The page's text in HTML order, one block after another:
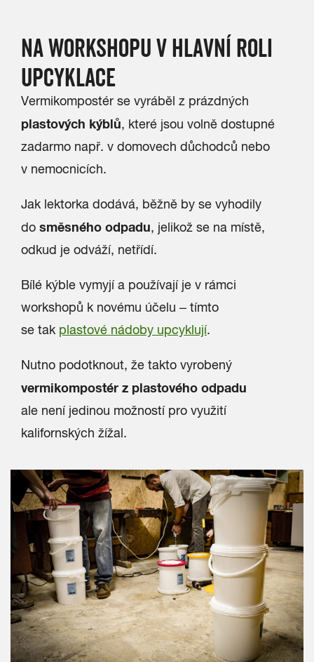
NA WORKSHOPU V HLAVNÍ ROLI
UPCYKLACE
Vermikompostér se vyráběl z prázdných
plastových kýblů, které jsou volně dostupné
zadarmo např. v domovech důchodců nebo
v nemocnicích.
Jak lektorka dodává, běžně by se vyhodily
do směsného odpadu, jelikož se na místě,
odkud je odváží, netřídí.
Bílé kýble vymyjí a používají je v rámci
workshopů k novému účelu – tímto
se tak plastové nádoby upcyklují.
Nutno podotknout, že takto vyrobený
vermikompostér z plastového odpadu
ale není jedinou možností pro využití
kalifornských žížal.